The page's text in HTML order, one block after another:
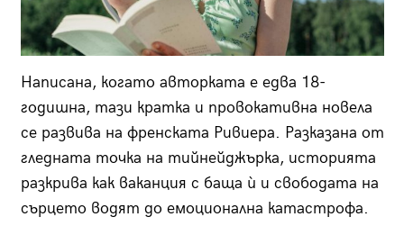
Написана, когато авторката е едва 18-
годишна, тази кратка и провокативна новела
се развива на френската Ривиера. Разказана от
гледната точка на тийнейджърка, историята
разкрива как ваканция с баща ѝ и свободата на
сърцето водят до емоционална катастрофа.